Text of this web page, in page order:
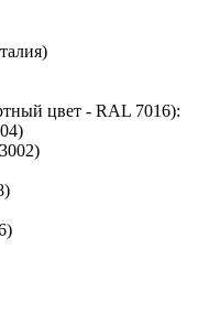
цвет - RAL 7016):